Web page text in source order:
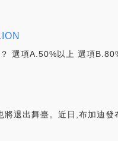
選項A.50%以上 選項
退出舞臺。近日,布加迪